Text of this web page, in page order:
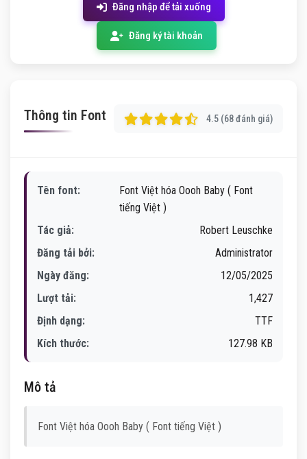
Đăng nhập để tải xuống
Đăng ký tài khoản
Thông tin Font 4.5 (68 đánh giá)
Tên font:
Font Việt hóa Oooh Baby ( Font
tiếng Việt )
Tác giả:
Robert Leuschke
Đăng tải bởi:
Administrator
Ngày đăng:
12/05/2025
Lượt tải:
1,427
Định dạng:
TTF
Kích thước:
127.98 KB
Mô tả
Font Việt hóa Oooh Baby ( Font tiếng Việt )